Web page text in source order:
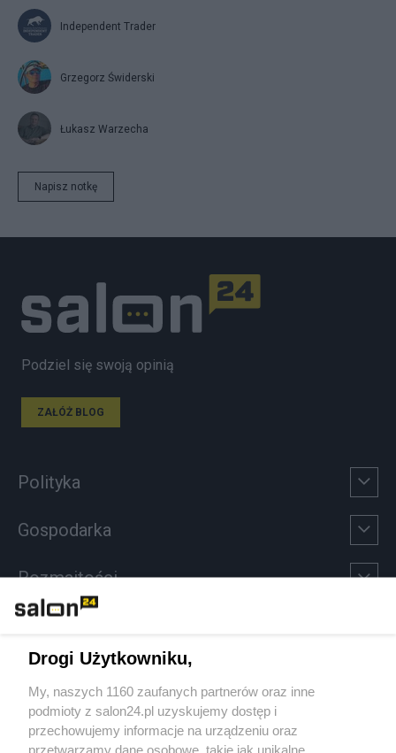
Independent Trader
Grzegorz Świderski
Łukasz Warzecha
Napisz notkę
Podziel się swoją opinią
ZAŁÓŻ BLOG
Polityka
Gospodarka
Rozmaitości
Sport
Społeczeństwo
Drogi Użytkowniku,
My, naszych 1160 zaufanych partnerów oraz inne
podmioty z salon24.pl uzyskujemy dostęp i
przechowujemy informacje na urządzeniu oraz
przetwarzamy dane osobowe, takie jak unikalne